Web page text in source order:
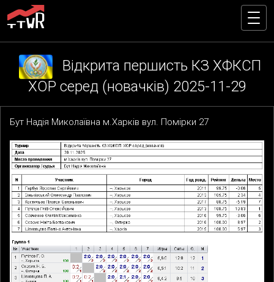
Відкрита першисть КЗ ХФКСП
ХОР серед (новачків) 2025-11-29
Бут Надія Миколаївна м.Харків вул. Помірки 27